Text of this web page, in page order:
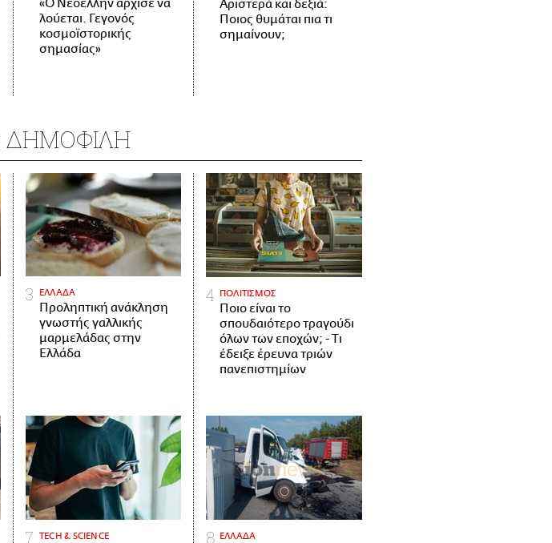
«Ο Νεοέλλην άρχισε να
λούεται. Γεγονός
κοσμοϊστορικής
σημασίας»
Αριστερά και δεξιά:
Ποιος θυμάται πια τι
σημαίνουν;
ΔΗΜΟΦΙΛΗ
ΕΛΛΑΔΑ
Προληπτική ανάκληση
γνωστής γαλλικής
μαρμελάδας στην
Ελλάδα
ΠΟΛΙΤΙΣΜΟΣ
Ποιο είναι το
σπουδαιότερο τραγούδι
όλων των εποχών; - Τι
έδειξε έρευνα τριών
πανεπιστημίων
ΤECH & SCIENCE ΕΛΛΑΔΑ